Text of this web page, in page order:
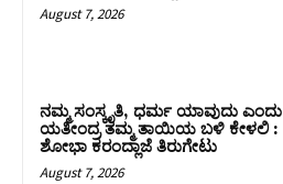
August 7, 2026
ನಮ್ಮ ಸಂಸ್ಕೃತಿ, ಧರ್ಮ ಯಾವುದು ಎಂದು
ಯತೀಂದ್ರ ತಮ್ಮ ತಾಯಿಯ ಬಳಿ ಕೇಳಲಿ :
ಶೋಭಾ ಕರಂದ್ಲಾಜೆ ತಿರುಗೇಟು
August 7, 2026